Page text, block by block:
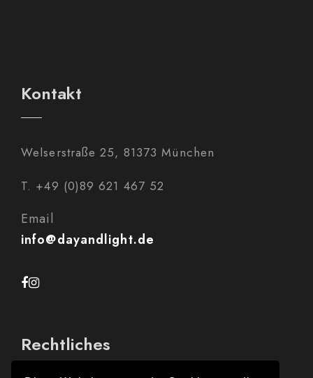
Kontakt
Welserstraße 25, 81373 München
T. +49 (0)89 621 467 52
Email
info@dayandlight.de
Rechtliches